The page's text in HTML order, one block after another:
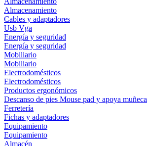
Almacenamiento
Cables y adaptadores
Usb Vga
Energía y seguridad
Energía y seguridad
Mobiliario
Mobiliario
Electrodomésticos
Electrodomésticos
Productos ergonómicos
Descanso de pies Mouse pad y apoya muñeca
Ferretería
Fichas y adaptadores
Equipamiento
Equipamiento
Almacén